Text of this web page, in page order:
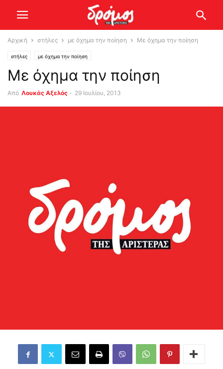
Αρχική στήλες με όχημα την ποίηση Με όχημα την ποίηση
στήλες με όχημα την ποίηση
Με όχημα την ποίηση
Από Λουκάς Αξελός - 29 Ιουλίου, 2013